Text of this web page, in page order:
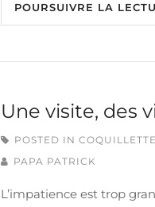
POURSUIVRE LA
Une visite, des
POSTED IN COQUILLETTE
PAPA PATRICK
L’impatience est trop